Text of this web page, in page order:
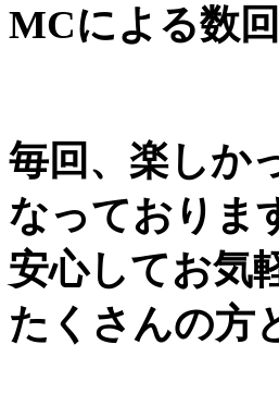
MCによる数
毎回、楽しか
なっておりま
安心してお気
たくさんの方